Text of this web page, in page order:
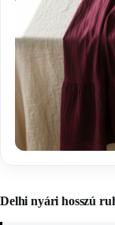
Delhi nyári hosszú